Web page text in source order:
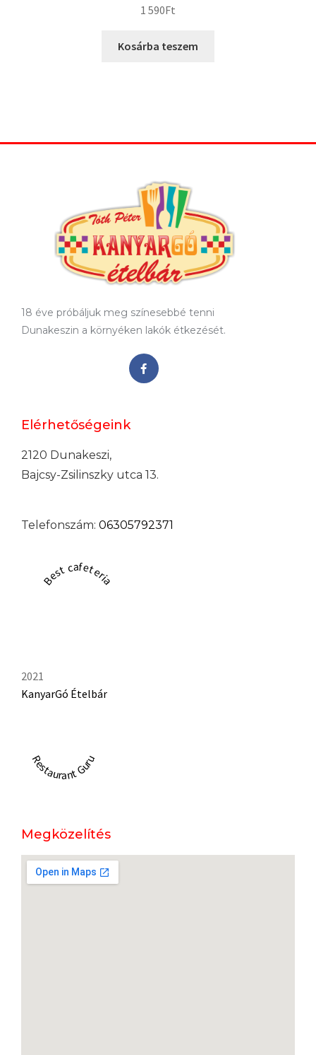
1 590Ft
Kosárba teszem
18 éve próbáljuk meg színesebbé tenni
Dunakeszin a környéken lakók étkezését.
Elérhetőségeink
2120 Dunakeszi,
Bajcsy-Zsilinszky utca 13.
Telefonszám: 06305792371
Best cafeteria
2021
KanyarGó Ételbár
Restaurant Guru
Megközelítés